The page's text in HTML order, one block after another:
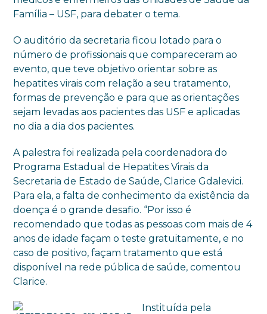
Família – USF, para debater o tema.
O auditório da secretaria ficou lotado para o
número de profissionais que compareceram ao
evento, que teve objetivo orientar sobre as
hepatites virais com relação a seu tratamento,
formas de prevenção e para que as orientações
sejam levadas aos pacientes das USF e aplicadas
no dia a dia dos pacientes.
A palestra foi realizada pela coordenadora do
Programa Estadual de Hepatites Virais da
Secretaria de Estado de Saúde, Clarice Gdalevici.
Para ela, a falta de conhecimento da existência da
doença é o grande desafio. “Por isso é
recomendado que todas as pessoas com mais de 4
anos de idade façam o teste gratuitamente, e no
caso de positivo, façam tratamento que está
disponível na rede pública de saúde, comentou
Clarice.
Instituída pela